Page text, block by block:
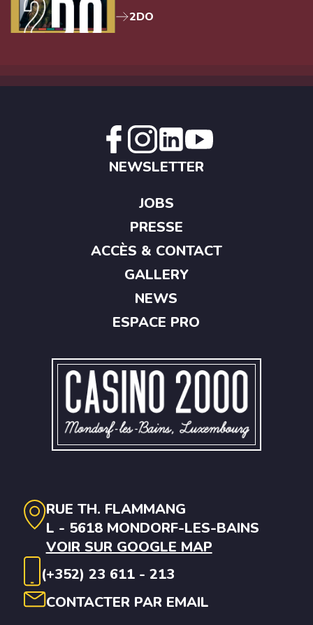
2DO
RUE TH. FLAMMANG
L - 5618 MONDORF-LES-BAINS
VOIR SUR GOOGLE MAP
(+352) 23 611 - 213
CONTACTER PAR EMAIL
NEWSLETTER
JOBS
PRESSE
ACCÈS & CONTACT
GALLERY
NEWS
ESPACE PRO